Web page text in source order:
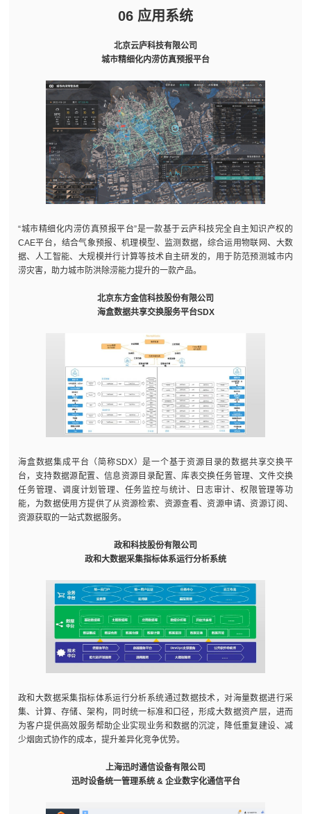
06 应用系统
北京云庐科技有限公司
城市精细化内涝仿真预报平台
“城市精细化内涝仿真预报平台”是一款基于云庐科技完全自主知识产权的
CAE平台，结合气象预报、机理模型、监测数据，综合运用物联网、大数
据、人工智能、大规模并行计算等技术自主研发的，用于防范预测城市内
涝灾害，助力城市防洪除涝能力提升的一款产品。
北京东方金信科技股份有限公司
海盒数据共享交换服务平台SDX
海盒数据集成平台（简称SDX）是一个基于资源目录的数据共享交换平
台，支持数据源配置、信息资源目录配置、库表交换任务管理、文件交换
任务管理、调度计划管理、任务监控与统计、日志审计、权限管理等功
能，为数据使用方提供了从资源检索、资源查看、资源申请、资源订阅、
资源获取的一站式数据服务。
政和科技股份有限公司
政和大数据采集指标体系运行分析系统
政和大数据采集指标体系运行分析系统通过数据技术，对海量数据进行采
集、计算、存储、架构，同时统一标准和口径，形成大数据资产层，进而
为客户提供高效服务帮助企业实现业务和数据的沉淀，降低重复建设、减
少烟囱式协作的成本，提升差异化竞争优势。
上海迅时通信设备有限公司
迅时设备统一管理系统 & 企业数字化通信平台